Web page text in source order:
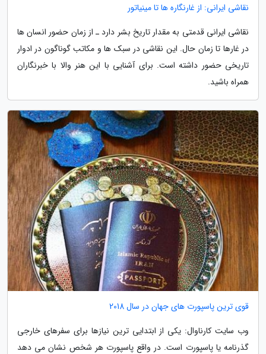
نقاشی ایرانی: از غارنگاره ها تا مینیاتور
نقاشی ایرانی قدمتی به مقدار تاریخ بشر دارد ـ از زمان حضور انسان ها
در غارها تا زمان حال. این نقاشی در سبک ها و مکاتب گوناگون در ادوار
تاریخی حضور داشته است. برای آشنایی با این هنر والا با خبرنگاران
همراه باشید.
قوی ترین پاسپورت های جهان در سال 2018
وب سایت کارناوال: یکی از ابتدایی ترین نیازها برای سفرهای خارجی
گذرنامه یا پاسپورت است. در واقع پاسپورت هر شخص نشان می دهد